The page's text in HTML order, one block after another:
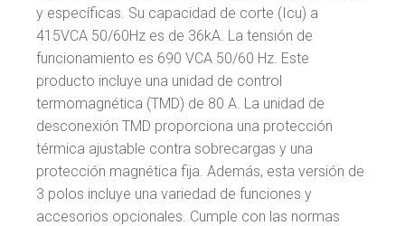
y específicas. Su capacidad de corte (Icu) a
415VCA 50/60Hz es de 36kA. La tensión de
funcionamiento es 690 VCA 50/60 Hz. Este
producto incluye una unidad de control
termomagnética (TMD) de 80 A. La unidad de
desconexión TMD proporciona una protección
térmica ajustable contra sobrecargas y una
protección magnética fija. Además, esta versión de
3 polos incluye una variedad de funciones y
accesorios opcionales. Cumple con las normas